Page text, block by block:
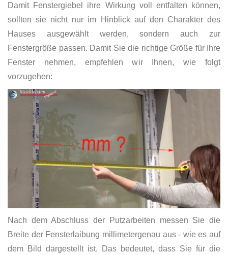
Damit Fenstergiebel ihre Wirkung voll entfalten können,
sollten sie nicht nur im Hinblick auf den Charakter des
Hauses ausgewählt werden, sondern auch zur
Fenstergröße passen. Damit Sie die richtige Größe für Ihre
Fenster nehmen, empfehlen wir Ihnen, wie folgt
vorzugehen:
Nach dem Abschluss der Putzarbeiten messen Sie die
Breite der Fensterlaibung millimetergenau aus - wie es auf
dem Bild dargestellt ist. Das bedeutet, dass Sie für die